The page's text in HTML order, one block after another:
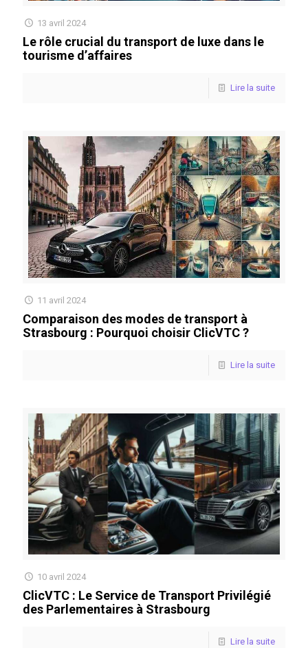
13 avril 2024
Le rôle crucial du transport de luxe dans le
tourisme d’affaires
Lire la suite
11 avril 2024
Comparaison des modes de transport à
Strasbourg : Pourquoi choisir ClicVTC ?
Lire la suite
10 avril 2024
ClicVTC : Le Service de Transport Privilégié
des Parlementaires à Strasbourg
Lire la suite